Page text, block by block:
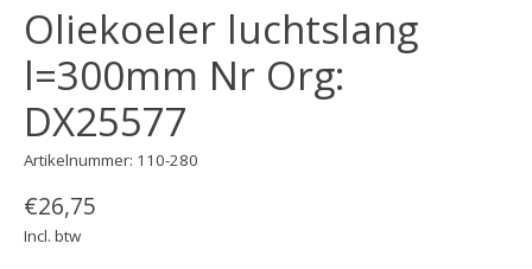
Oliekoeler luchtslang
l=300mm Nr Org:
DX25577
Artikelnummer: 110-280
€26,75
Incl. btw